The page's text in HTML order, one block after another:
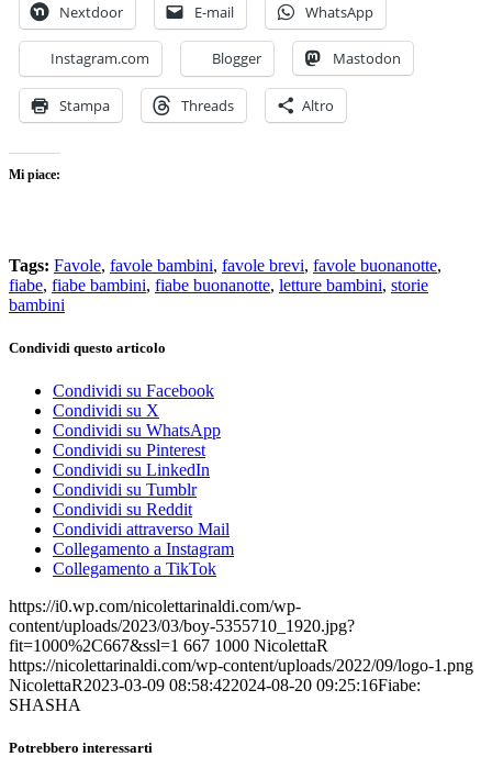
Nextdoor E-mail WhatsApp
Instagram.com Blogger Mastodon
Stampa Threads Altro
Mi piace:
Tags: Favole, favole bambini, favole brevi, favole buonanotte,
fiabe, fiabe bambini, fiabe buonanotte, letture bambini, storie
bambini
Condividi questo articolo
Condividi su Facebook
Condividi su X
Condividi su WhatsApp
Condividi su Pinterest
Condividi su LinkedIn
Condividi su Tumblr
Condividi su Reddit
Condividi attraverso Mail
Collegamento a Instagram
Collegamento a TikTok
https://i0.wp.com/nicolettarinaldi.com/wp-
content/uploads/2023/03/boy-5355710_1920.jpg?
fit=1000%2C667&ssl=1 667 1000 NicolettaR
https://nicolettarinaldi.com/wp-content/uploads/2022/09/logo-1.png
NicolettaR2023-03-09 08:58:422024-08-20 09:25:16Fiabe:
SHASHA
Potrebbero interessarti